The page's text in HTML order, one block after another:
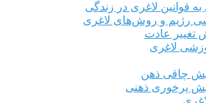
قوانین لاغری در زندگی
رژیم‌ و روش‌های لاغری
تغییر عادت
لاغری
چاقی ذهن
پرخوری ذهنی